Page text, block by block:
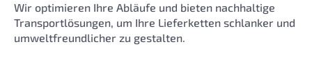
Wir optimieren Ihre Abläufe und bieten nachhaltige
Transportlösungen, um Ihre Lieferketten schlanker und
umweltfreundlicher zu gestalten.